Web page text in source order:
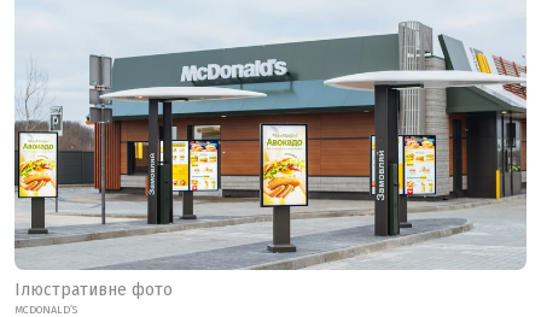
Ілюстративне фото
MCDONALD’S